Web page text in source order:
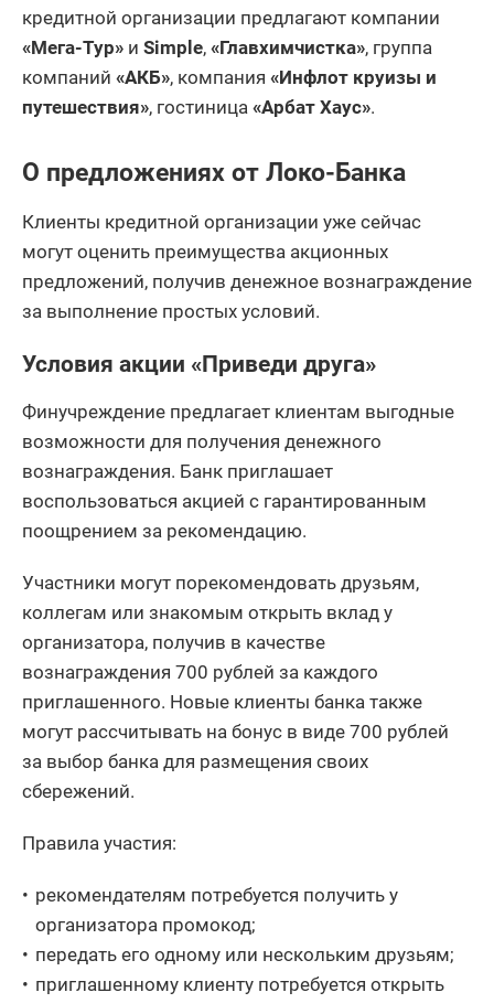
кредитной организации предлагают компании
«Мега-Тур» и Simple, «Главхимчистка», группа
компаний «АКБ», компания «Инфлот круизы и
путешествия», гостиница «Арбат Хаус».
О предложениях от Локо-Банка
Клиенты кредитной организации уже сейчас
могут оценить преимущества акционных
предложений, получив денежное вознаграждение
за выполнение простых условий.
Условия акции «Приведи друга»
Финучреждение предлагает клиентам выгодные
возможности для получения денежного
вознаграждения. Банк приглашает
воспользоваться акцией с гарантированным
поощрением за рекомендацию.
Участники могут порекомендовать друзьям,
коллегам или знакомым открыть вклад у
организатора, получив в качестве
вознаграждения 700 рублей за каждого
приглашенного. Новые клиенты банка также
могут рассчитывать на бонус в виде 700 рублей
за выбор банка для размещения своих
сбережений.
Правила участия:
рекомендателям потребуется получить у
организатора промокод;
передать его одному или нескольким друзьям;
приглашенному клиенту потребуется открыть